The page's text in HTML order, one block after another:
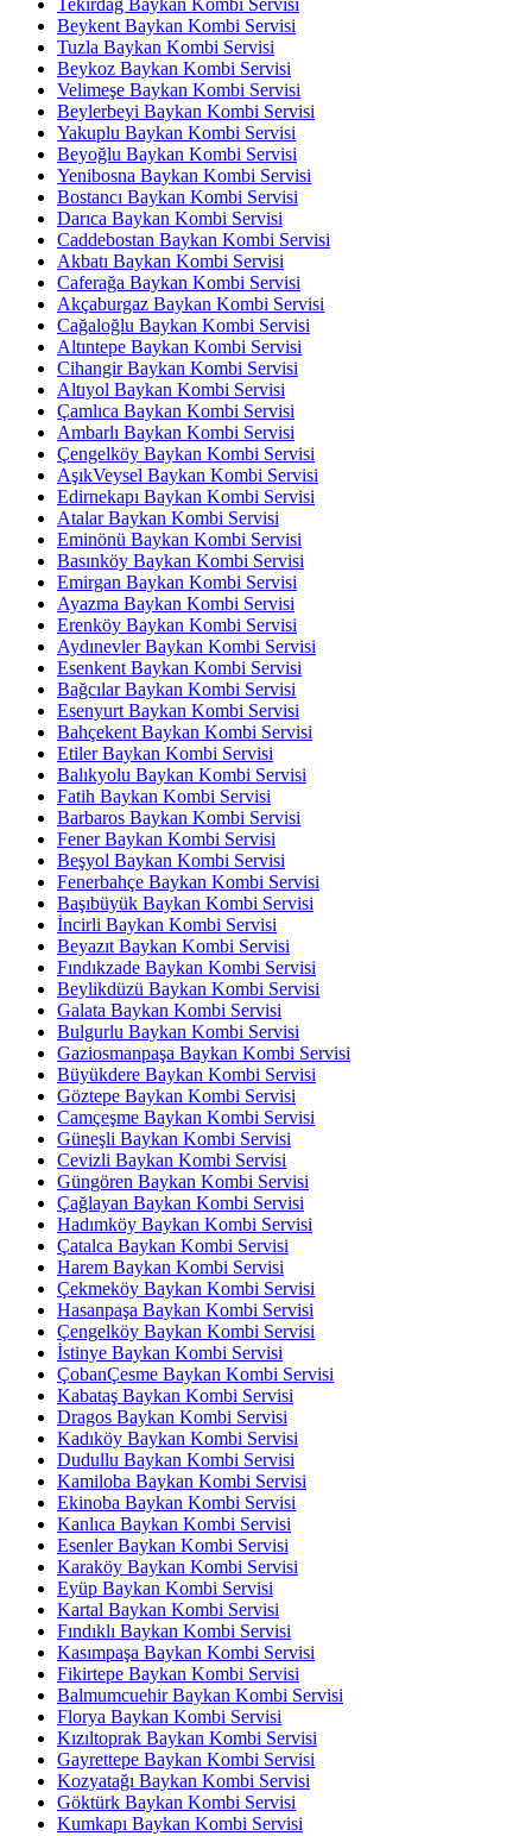
Tekirdağ Baykan Kombi Servisi
Beykent Baykan Kombi Servisi
Tuzla Baykan Kombi Servisi
Beykoz Baykan Kombi Servisi
Velimeşe Baykan Kombi Servisi
Beylerbeyi Baykan Kombi Servisi
Yakuplu Baykan Kombi Servisi
Beyoğlu Baykan Kombi Servisi
Yenibosna Baykan Kombi Servisi
Bostancı Baykan Kombi Servisi
Darıca Baykan Kombi Servisi
Caddebostan Baykan Kombi Servisi
Akbatı Baykan Kombi Servisi
Caferağa Baykan Kombi Servisi
Akçaburgaz Baykan Kombi Servisi
Cağaloğlu Baykan Kombi Servisi
Altıntepe Baykan Kombi Servisi
Cihangir Baykan Kombi Servisi
Altıyol Baykan Kombi Servisi
Çamlıca Baykan Kombi Servisi
Ambarlı Baykan Kombi Servisi
Çengelköy Baykan Kombi Servisi
AşıkVeysel Baykan Kombi Servisi
Edirnekapı Baykan Kombi Servisi
Atalar Baykan Kombi Servisi
Eminönü Baykan Kombi Servisi
Basınköy Baykan Kombi Servisi
Emirgan Baykan Kombi Servisi
Ayazma Baykan Kombi Servisi
Erenköy Baykan Kombi Servisi
Aydınevler Baykan Kombi Servisi
Esenkent Baykan Kombi Servisi
Bağcılar Baykan Kombi Servisi
Esenyurt Baykan Kombi Servisi
Bahçekent Baykan Kombi Servisi
Etiler Baykan Kombi Servisi
Balıkyolu Baykan Kombi Servisi
Fatih Baykan Kombi Servisi
Barbaros Baykan Kombi Servisi
Fener Baykan Kombi Servisi
Beşyol Baykan Kombi Servisi
Fenerbahçe Baykan Kombi Servisi
Başıbüyük Baykan Kombi Servisi
İncirli Baykan Kombi Servisi
Beyazıt Baykan Kombi Servisi
Fındıkzade Baykan Kombi Servisi
Beylikdüzü Baykan Kombi Servisi
Galata Baykan Kombi Servisi
Bulgurlu Baykan Kombi Servisi
Gaziosmanpaşa Baykan Kombi Servisi
Büyükdere Baykan Kombi Servisi
Göztepe Baykan Kombi Servisi
Camçeşme Baykan Kombi Servisi
Güneşli Baykan Kombi Servisi
Cevizli Baykan Kombi Servisi
Güngören Baykan Kombi Servisi
Çağlayan Baykan Kombi Servisi
Hadımköy Baykan Kombi Servisi
Çatalca Baykan Kombi Servisi
Harem Baykan Kombi Servisi
Çekmeköy Baykan Kombi Servisi
Hasanpaşa Baykan Kombi Servisi
Çengelköy Baykan Kombi Servisi
İstinye Baykan Kombi Servisi
ÇobanÇesme Baykan Kombi Servisi
Kabataş Baykan Kombi Servisi
Dragos Baykan Kombi Servisi
Kadıköy Baykan Kombi Servisi
Dudullu Baykan Kombi Servisi
Kamiloba Baykan Kombi Servisi
Ekinoba Baykan Kombi Servisi
Kanlıca Baykan Kombi Servisi
Esenler Baykan Kombi Servisi
Karaköy Baykan Kombi Servisi
Eyüp Baykan Kombi Servisi
Kartal Baykan Kombi Servisi
Fındıklı Baykan Kombi Servisi
Kasımpaşa Baykan Kombi Servisi
Fikirtepe Baykan Kombi Servisi
Balmumcuehir Baykan Kombi Servisi
Florya Baykan Kombi Servisi
Kızıltoprak Baykan Kombi Servisi
Gayrettepe Baykan Kombi Servisi
Kozyatağı Baykan Kombi Servisi
Göktürk Baykan Kombi Servisi
Kumkapı Baykan Kombi Servisi